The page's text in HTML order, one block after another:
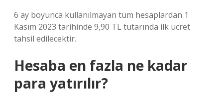
6 ay boyunca kullanılmayan tüm hesaplardan 1
Kasım 2023 tarihinde 9,90 TL tutarında ilk ücret
tahsil edilecektir.
Hesaba en fazla ne kadar
para yatırılır?